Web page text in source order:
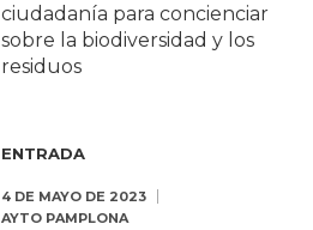
ciudadanía para concienciar
sobre la biodiversidad y los
residuos
ENTRADA
4 DE MAYO DE 2023
AYTO PAMPLONA